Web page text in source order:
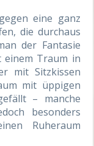
eine ganz
die durchaus
der Fantasie
einem Traum in
mit Sitzkissen
mit üppigen
– manche
besonders
Ruheraum